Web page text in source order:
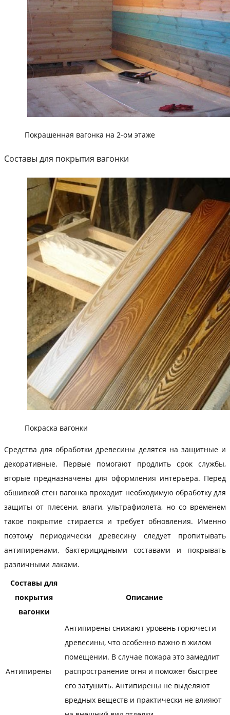
Покрашенная вагонка на 2-ом этаже
Составы для покрытия вагонки
Покраска вагонки
Средства для обработки древесины делятся на защитные и
декоративные. Первые помогают продлить срок службы,
вторые предназначены для оформления интерьера. Перед
обшивкой стен вагонка проходит необходимую обработку для
защиты от плесени, влаги, ультрафиолета, но со временем
такое покрытие стирается и требует обновления. Именно
поэтому периодически древесину следует пропитывать
антипиренами, бактерицидными составами и покрывать
различными лаками.
Составы для
покрытия
вагонки
Описание
Антипирены
Антипирены снижают уровень горючести
древесины, что особенно важно в жилом
помещении. В случае пожара это замедлит
распространение огня и поможет быстрее
его затушить. Антипирены не выделяют
вредных веществ и практически не влияют